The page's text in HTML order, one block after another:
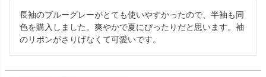
長袖のブルーグレーがとても使いやすかったので、半袖も同
色を購入しました。爽やかで夏にぴったりだと思います。袖
のリポンがさりげなくて可愛いです。